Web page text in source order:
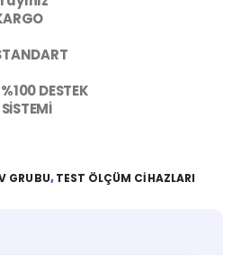
DESTEK
GRUBU,TEST ÖLÇÜM CIHAZLARI